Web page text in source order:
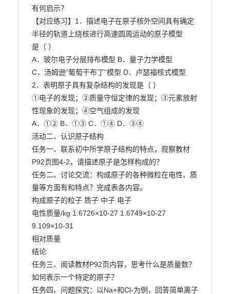
有何启示？
【对应练习】1．描述电子在原子核外空间具有确定
半径的轨道上绕核进行高速圆周运动的原子模型
是（ ）
A．玻尔电子分层排布模型 B．量子力学模型
C．汤姆逊“葡萄干布丁”模型 D．卢瑟福核式模型
2．表明原子具有复杂结构的发现是（ ）
①电子的发现；②质量守恒定律的发现；③元素放射
性现象的发现；④空气组成的发现
A．①② B．①③ C．①④ D．③④
活动二、认识原子结构
任务一、联系初中所学原子结构的特点，观察教材
P92页图4-2，请描述原子是怎样构成的？
任务二、讨论交流：构成原子的各种微粒在电性、质
量等方面有和特点？完成表各内容。
构成原子的粒子 质子 中子 电子
电性质量/kg 1.6726×10-27 1.6749×10-27
9.109×10-31
相对质量
结论
任务三、阅读教材P92页内容，思考什么是质量数？
如何表示一个特定的原子？
任务四、问题探究：以Na+和Cl-为例，回答简单离子